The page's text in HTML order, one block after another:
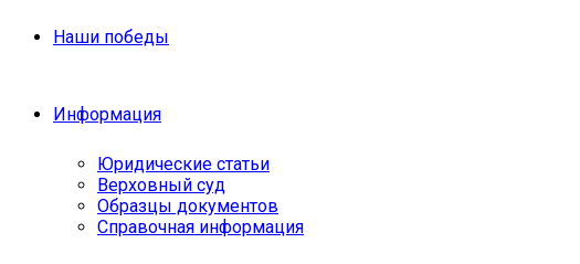
Наши победы
Информация
Юридические статьи
Верховный суд
Образцы документов
Справочная информация